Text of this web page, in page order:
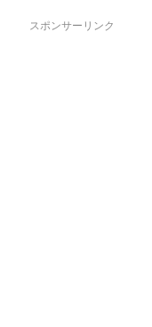
スポンサーリンク